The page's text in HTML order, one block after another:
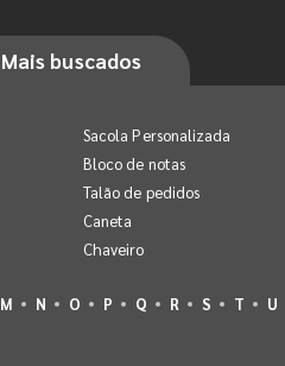
Mais buscados
Sacola Personalizada
Bloco de notas
Talão de pedidos
Caneta
Chaveiro
M N O P Q R S T U